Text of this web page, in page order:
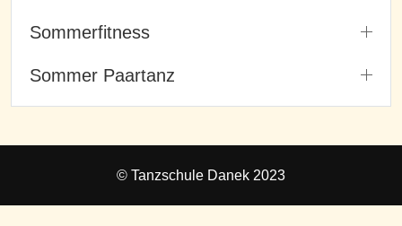
Sommerfitness
Sommer Paartanz
© Tanzschule Danek 2023